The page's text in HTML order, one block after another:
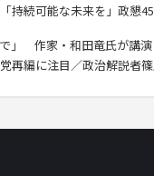
続可能な未来を」政懇
」 作家・和田竜氏が講
編に注目／政治解説者